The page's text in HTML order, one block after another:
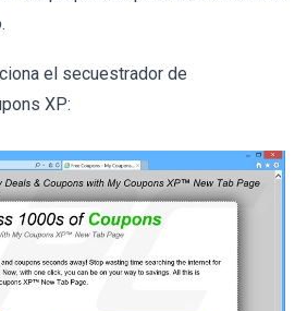
el secuestrador de
XP: